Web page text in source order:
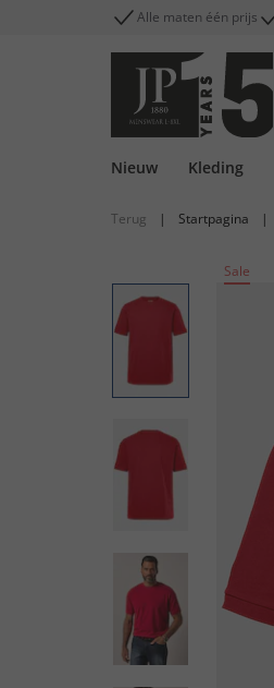
Alle maten één prijs
Nieuw Kleding
Terug | Startpagina |
Sale